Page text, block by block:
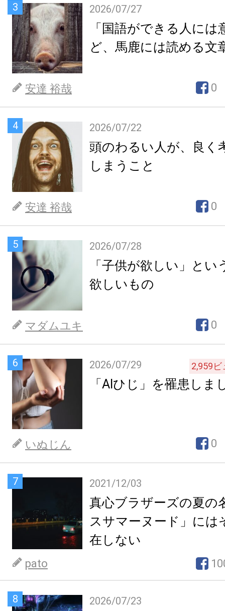
3 2026/07/27
「国語ができる人には
ど、馬鹿には読める文
安達 裕哉 0
4 2026/07/22
頭のわるい人が、良く
しまうこと
安達 裕哉 0
5 2026/07/28
「子供が欲しい」とい
欲しいもの
マダムユキ 0
6 2026/07/29 2,959ビ
「AIひじ」を罹患しま
いぬじん 0
7 2021/12/03
真心ブラザーズの夏の
スサマーヌード」には
在しない
pato
8 2026/07/23